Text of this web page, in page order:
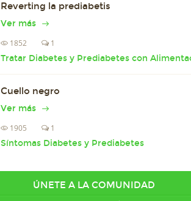
Reverting la prediabetis
Ver más
1852
1
Tratar Diabetes y Prediabetes con
Cuello negro
Ver más
1905
1
Síntomas Diabetes y Prediabetes
ÚNETE A LA COMUNIDAD